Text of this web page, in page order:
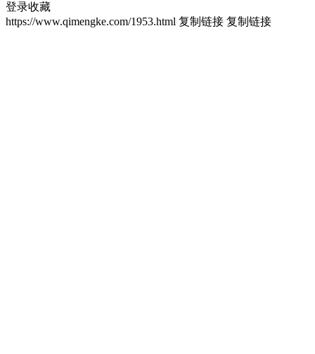
登录收藏
https://www.qimengke.com/1953.html 复制链接 复制链接